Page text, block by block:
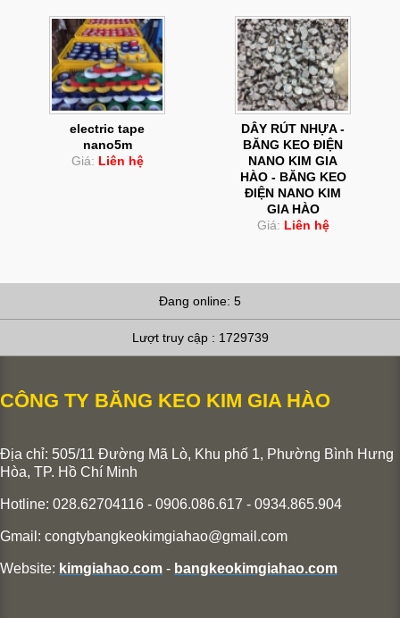
electric tape
nano5m
Giá: Liên hệ
DÂY RÚT NHỰA -
BĂNG KEO ĐIỆN
NANO KIM GIA
HÀO - BĂNG KEO
ĐIỆN NANO KIM
GIA HÀO
Giá: Liên hệ
Đang online: 5
Lượt truy cập : 1729739
CÔNG TY BĂNG KEO KIM GIA HÀO
Địa chỉ: 505/11 Đường Mã Lò, Khu phố 1, Phường Bình Hưng
Hòa, TP. Hồ Chí Minh
Hotline: 028.62704116 - 0906.086.617 - 0934.865.904
Gmail: congtybangkeokimgiahao@gmail.com
Website: kimgiahao.com - bangkeokimgiahao.com